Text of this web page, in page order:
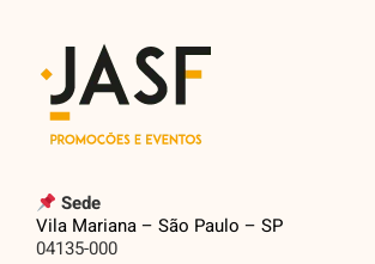
Sede
Vila Mariana – São Paulo – SP
04135-000